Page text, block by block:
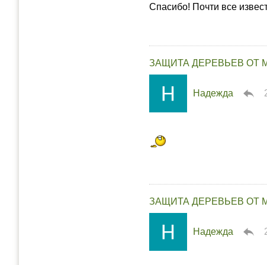
Спасибо! Почти все
ЗАЩИТА ДЕРЕВЬЕВ ОТ
Надежда
ЗАЩИТА ДЕРЕВЬЕВ ОТ
Надежда